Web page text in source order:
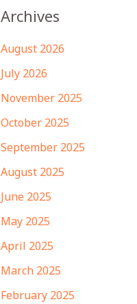
Archives
August 2026
July 2026
November 2025
October 2025
September 2025
August 2025
June 2025
May 2025
April 2025
March 2025
February 2025